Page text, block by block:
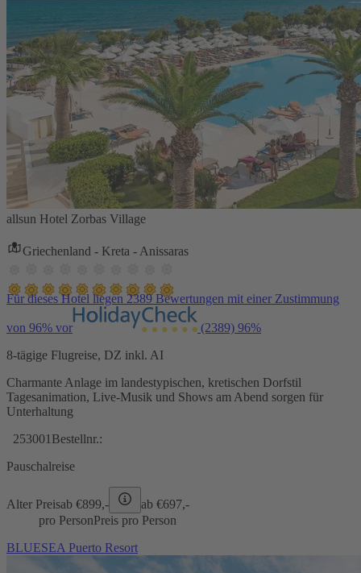
allsun Hotel Zorbas Village
Griechenland - Kreta - Anissaras
Für dieses Hotel liegen 2389 Bewertungen mit einer Zustimmung
von 96% vor (2389) 96%
8-tägige Flugreise, DZ inkl. AI
Charmante Anlage im landestypischen, kretischen Dorfstil
Tagesanimation, Live-Musik und Shows am Abend sorgen für
Unterhaltung
253001 Bestellnr.:
Pauschalreise
Alter Preisab €899,- ab €697,-
pro PersonPreis pro Person
BLUESEA Puerto Resort